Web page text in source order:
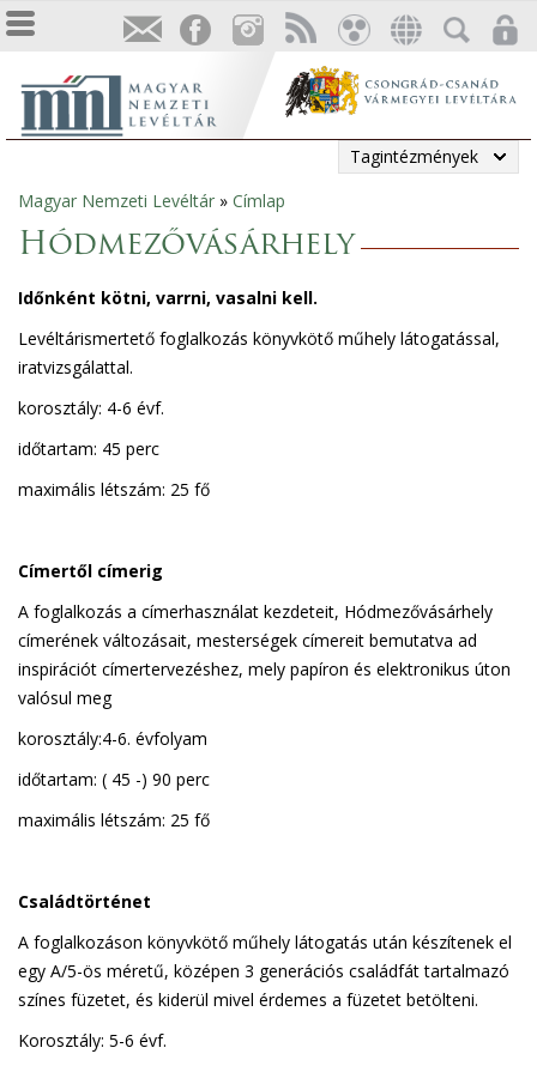
Tagintézmények
Jelenlegi
hely
Magyar Nemzeti Levéltár » Címlap
Hódmezővásárhely
Időnként kötni, varrni, vasalni kell.
Levéltárismertető foglalkozás könyvkötő műhely látogatással,
iratvizsgálattal.
korosztály: 4-6 évf.
időtartam: 45 perc
maximális létszám: 25 fő
Címertől címerig
A foglalkozás a címerhasználat kezdeteit, Hódmezővásárhely
címerének változásait, mesterségek címereit bemutatva ad
inspirációt címertervezéshez, mely papíron és elektronikus úton
valósul meg
korosztály:4-6. évfolyam
időtartam: ( 45 -) 90 perc
maximális létszám: 25 fő
Családtörténet
A foglalkozáson könyvkötő műhely látogatás után készítenek el
egy A/5-ös méretű, középen 3 generációs családfát tartalmazó
színes füzetet, és kiderül mivel érdemes a füzetet betölteni.
Korosztály: 5-6 évf.